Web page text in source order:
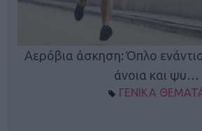
Αερόβια άσκηση: Όπλο
άνοια και ψυ…
ΓΕΝΙΚΑ